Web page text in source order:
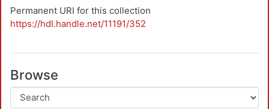
Permanent URI for this collection
https://hdl.handle.net/11191/352
Browse